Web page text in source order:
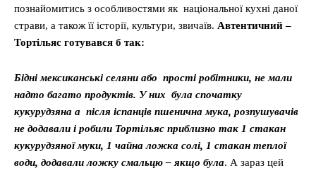
познайомитись з особливостями як національної кухні даної
страви, а також її історії, культури, звичаїв. Автентичний –
Тортільяс готувався б так:
Бідні мексиканські селяни або прості робітники, не мали
надто багато продуктів. У них була спочатку
кукурудзяна а після іспанців пшенична мука, розпушувачів
не додавали і робили Тортільяс приблизно так 1 стакан
кукурудзяної муки, 1 чайна ложка солі, 1 стакан теплої
води, додавали ложку смальцю – якщо була. А зараз цей